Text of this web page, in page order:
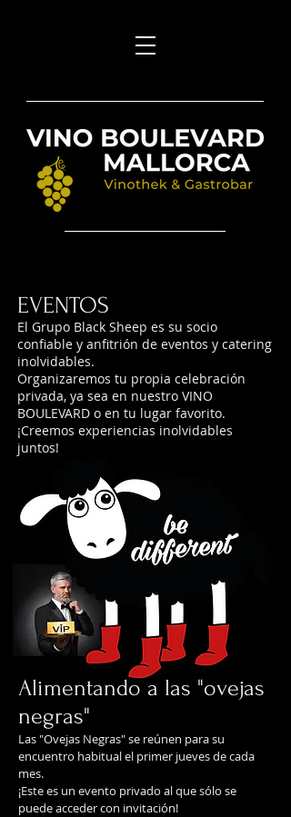
EVENTOS
El Grupo Black Sheep es su socio
confiable y anfitrión de eventos y catering
inolvidables.
Organizaremos tu propia celebración
privada, ya sea en nuestro VINO
BOULEVARD o en tu lugar favorito.
¡Creemos experiencias inolvidables
juntos!
Alimentando a las "ovejas
negras"
Las "Ovejas Negras" se reúnen para su
encuentro habitual el primer jueves de cada
mes.
¡Este es un evento privado al que sólo se
puede acceder con invitación!